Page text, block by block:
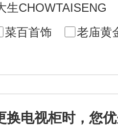
生CHOWTAISENG
菜百首饰 老庙黄
换电视柜时，您